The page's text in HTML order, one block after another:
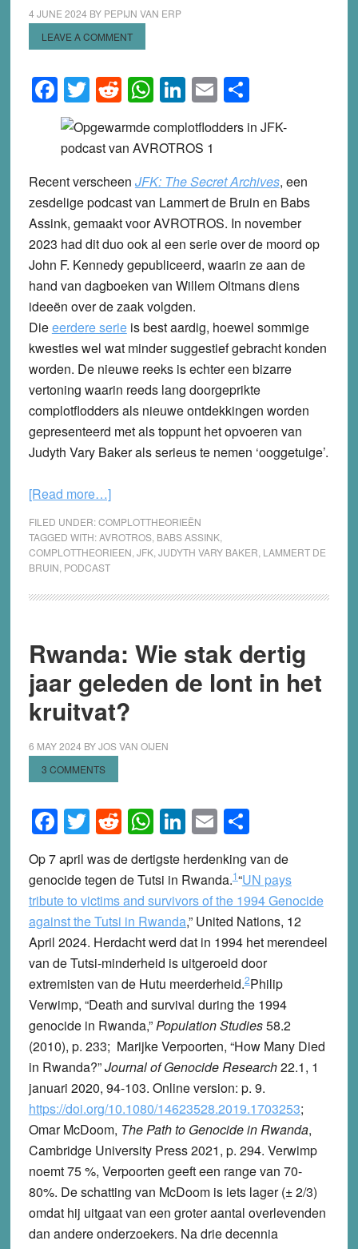
4 JUNE 2024 BY PEPIJN VAN ERP
LEAVE A COMMENT
Facebook
Twitter
Reddit
WhatsApp
LinkedIn
EmailShare
Recent verscheen JFK: The Secret Archives, een
zesdelige podcast van Lammert de Bruin en Babs
Assink, gemaakt voor AVROTROS. In november
2023 had dit duo ook al een serie over de moord op
John F. Kennedy gepubliceerd, waarin ze aan de
hand van dagboeken van Willem Oltmans diens
ideeën over de zaak volgden.
Dieeerdere serieis best aardig, hoewel sommige
kwesties wel wat minder suggestief gebracht konden
worden. De nieuwe reeks is echter een bizarre
vertoning waarin reeds lang doorgeprikte
complotflodders als nieuwe ontdekkingen worden
gepresenteerd met als toppunt het opvoeren van
Judyth Vary Baker als serieus te nemen ‘ooggetuige’.
[Read more…]about
complotflodders
in
podcast
FILED UNDER:COMPLOTTHEORIEËN
TAGGED WITH:AVROTROS, BABS ASSINK,
COMPLOTTHEORIEEN JFK, JUDYTH VARY BAKER LAMMERT DE
BRUIN PODCAST
Rwanda: Wie stak dertig
jaar geleden de lont in het
kruitvat?
6 MAY 2024 BYJOS VAN OIJEN
3 COMMENTS
Facebook
Twitter
Reddit
WhatsApp
LinkedIn
EmailShare
Op 7 april was de dertigste herdenking van de
genocide tegen de Tutsi in Rwanda.1“UN pays
tribute to victims and survivors of the 1994 Genocide
against the Tutsi in Rwanda,” United Nations, 12
April 2024. Herdacht werd dat in 1994 het merendeel
van de Tutsi-minderheid is uitgeroeid door
extremisten van de Hutu meerderheid.2Philip
Verwimp, “Death and survival during the 1994
genocide in Rwanda,”Population Studies58.2
(2010), p. 233; Marijke Verpoorten, “How Many Died
in Rwanda?”Journal of Genocide Research22.1, 1
januari 2020, 94-103. Online version: p. 9.
https://doi.org/10.1080/14623528.2019.1703253;
Omar McDoom, The Path to Genocide in Rwanda,
Cambridge University Press 2021, p. 294. Verwimp
noemt 75 %, Verpoorten geeft een range van 70-
80%. De schatting van McDoom is iets lager (± 2/3)
omdat hij uitgaat van een groter aantal overlevenden
dan andere onderzoekers. Na drie decennia